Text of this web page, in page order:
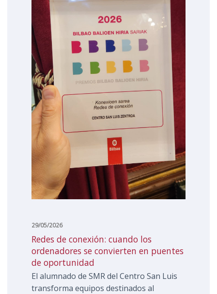
29/05/2026
redes de conexión: cuando los
ordenadores se convierten en puentes
de oportunidad
El alumnado de SMR del Centro San Luis
transforma equipos destinados al